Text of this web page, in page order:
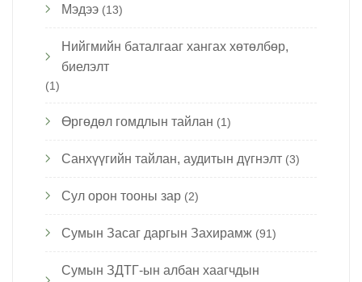
Мэдээ (13)
Нийгмийн баталгааг хангах хөтөлбөр,
биелэлт
(1)
Өргөдөл гомдлын тайлан (1)
Санхүүгийн тайлан, аудитын дүгнэлт (3)
Сул орон тооны зар (2)
Сумын Засаг даргын Захирамж (91)
Сумын ЗДТГ-ын албан хаагчдын